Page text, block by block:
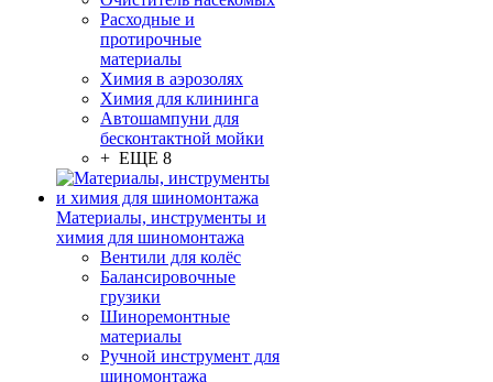
Расходные и
протирочные
материалы
Химия в аэрозолях
Химия для клининга
Автошампуни для
бесконтактной мойки
+ ЕЩЕ 8
Материалы, инструменты и
химия для шиномонтажа
Вентили для колёс
Балансировочные
грузики
Шиноремонтные
материалы
Ручной инструмент для
шиномонтажа